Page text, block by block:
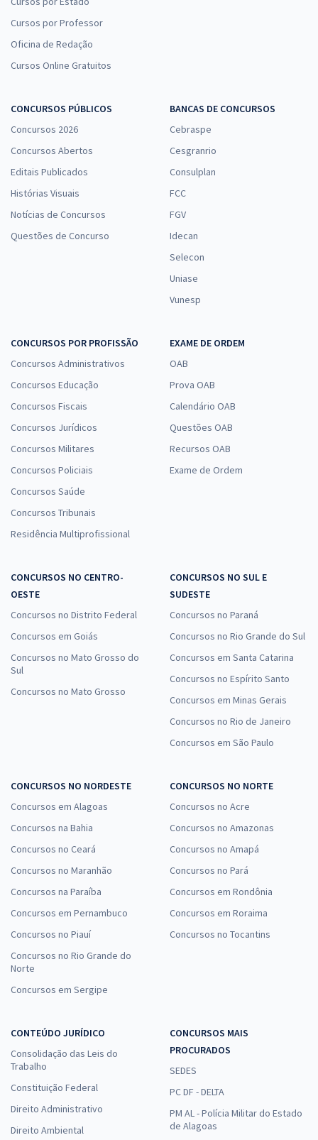
Cursos por Professor
Oficina de Redação
Cursos Online Gratuitos
CONCURSOS PÚBLICOS
Concursos 2026
Concursos Abertos
Editais Publicados
Histórias Visuais
Notícias de Concursos
Questões de Concurso
BANCAS DE CONCURSOS
Cebraspe
Cesgranrio
Consulplan
FCC
FGV
Idecan
Selecon
Uniase
Vunesp
CONCURSOS POR PROFISSÃO
Concursos Administrativos
Concursos Educação
Concursos Fiscais
Concursos Jurídicos
Concursos Militares
Concursos Policiais
Concursos Saúde
Concursos Tribunais
Residência Multiprofissional
EXAME DE ORDEM
OAB
Prova OAB
Calendário OAB
Questões OAB
Recursos OAB
Exame de Ordem
CONCURSOS NO CENTRO-
OESTE
Concursos no Distrito Federal
Concursos em Goiás
Concursos no Mato Grosso do
Sul
Concursos no Mato Grosso
CONCURSOS NO SUL E
SUDESTE
Concursos no Paraná
Concursos no Rio Grande do Sul
Concursos em Santa Catarina
Concursos no Espírito Santo
Concursos em Minas Gerais
Concursos no Rio de Janeiro
Concursos em São Paulo
CONCURSOS NO NORDESTE
Concursos em Alagoas
Concursos na Bahia
Concursos no Ceará
Concursos no Maranhão
Concursos na Paraíba
Concursos em Pernambuco
Concursos no Piauí
Concursos no Rio Grande do
Norte
Concursos em Sergipe
CONCURSOS NO NORTE
Concursos no Acre
Concursos no Amazonas
Concursos no Amapá
Concursos no Pará
Concursos em Rondônia
Concursos em Roraima
Concursos no Tocantins
CONTEÚDO JURÍDICO
Consolidação das Leis do
Trabalho
Constituição Federal
Direito Administrativo
Direito Ambiental
CONCURSOS MAIS
PROCURADOS
SEDES
PC DF - DELTA
PM AL - Polícia Militar do Estado
de Alagoas